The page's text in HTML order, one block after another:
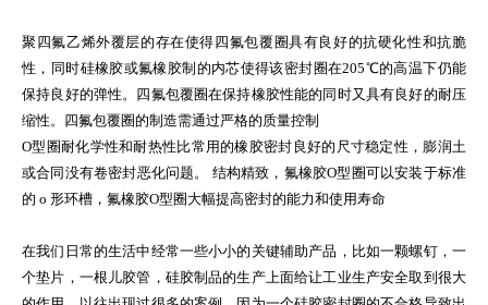
聚四氟乙烯外覆层的存在使得四氟包覆圈具有良好的抗硬化性和抗脆
性，同时硅橡胶或氟橡胶制的内芯使得该密封圈在205℃的高温下仍能
保持良好的弹性。四氟包覆圈在保持橡胶性能的同时又具有良好的耐压
缩性。四氟包覆圈的制造需通过严格的质量控制
O型圈耐化学性和耐热性比常用的橡胶密封良好的尺寸稳定性，膨润土
或合同没有卷密封恶化问题。 结构精致，氟橡胶O型圈可以安装于标准
的 o 形环槽，氟橡胶O型圈大幅提高密封的能力和使用寿命
在我们日常的生活中经常一些小小的关键辅助产品，比如一颗螺钉，一
个垫片，一根儿胶管，硅胶制品的生产上面给让工业生产安全取到很大